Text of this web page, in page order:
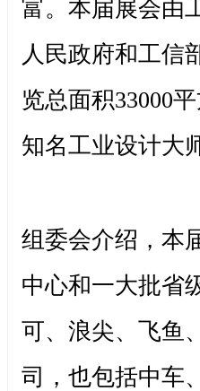
富。本届展会由
人民政府和工信
览总面积33000
知名工业设计大
组委会介绍，本
中心和一大批省
可、浪尖、飞鱼
司，也包括中车